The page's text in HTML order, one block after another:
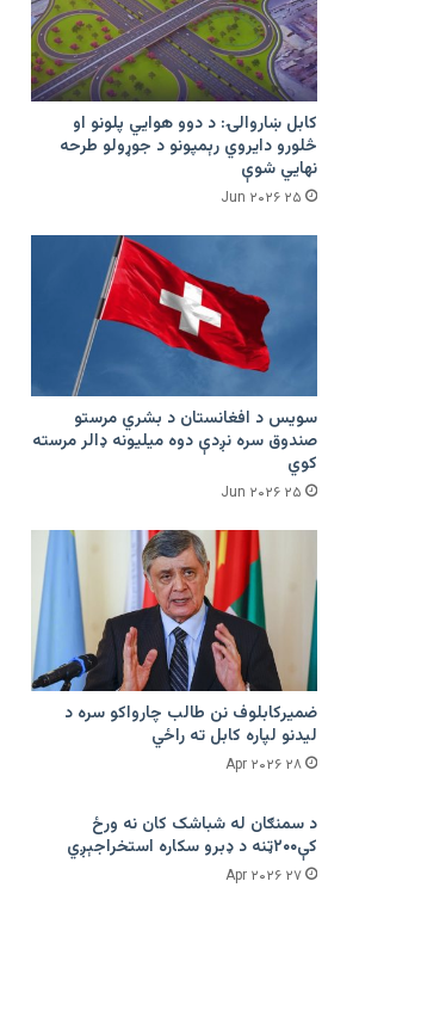
کابل ښاروالۍ: د دوو هوايي پلونو او
څلورو دایروي رېمپونو د جوړولو طرحه
نهایي شوې
۲۵ Jun ۲۰۲۶
سویس د افغانستان د بشري مرستو
صندوق سره نږدې دوه میلیونه ډالر مرسته
کوي
۲۵ Jun ۲۰۲۶
ضمیرکابلوف نن طالب چارواکو سره د
لیدنو لپاره کابل ته راځي
۲۸ Apr ۲۰۲۶
د سمنګان له شباشک کان نه ورځ
کې۲۰۰ټنه د ډبرو سکاره استخراجېږي
۲۷ Apr ۲۰۲۶